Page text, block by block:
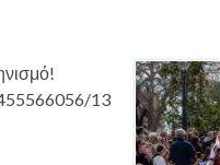
13